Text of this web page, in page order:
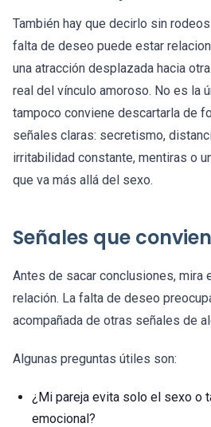
También hay que decirlo sin
falta de deseo puede estar
una atracción desplazada hacia
real del vínculo amoroso. No es la
tampoco conviene descartarla de
señales claras: secretismo,
irritabilidad constante, mentiras o
que va más allá del sexo.
Señales que
Antes de sacar conclusiones, mira
relación. La falta de deseo
acompañada de otras señales de
Algunas preguntas útiles son:
¿Mi pareja evita solo el sexo o
emocional?